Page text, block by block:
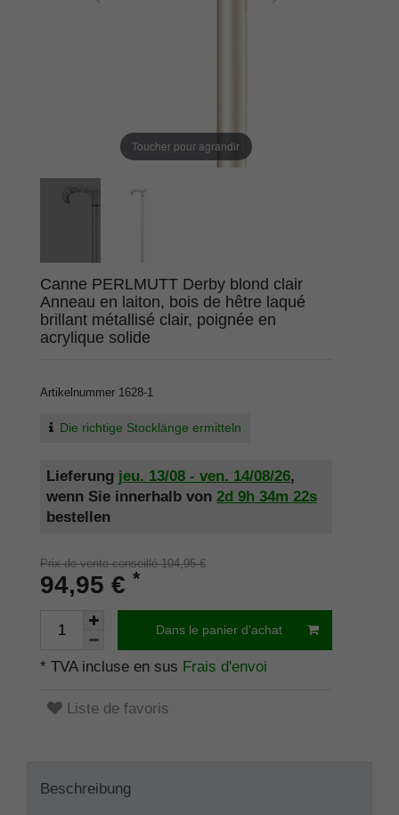
Toucher pour agrandir
Canne PERLMUTT Derby blond clair
Anneau en laiton, bois de hêtre laqué
brillant métallisé clair, poignée en
acrylique solide
Artikelnummer 1628-1
Die richtige Stocklänge ermitteln
Lieferung jeu. 13/08 - ven. 14/08/26,
wenn Sie innerhalb von 2d 9h 34m 21s
bestellen
Prix de vente conseillé 104,95 €
94,95 € *
Dans le panier d'achat
* TVA incluse en sus Frais d'envoi
Liste de favoris
Beschreibung